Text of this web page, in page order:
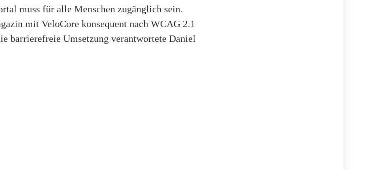
muss für alle Menschen zugänglich sein.
mit VeloCore konsequent nach WCAG 2.1
barrierefreie Umsetzung verantwortete Daniel